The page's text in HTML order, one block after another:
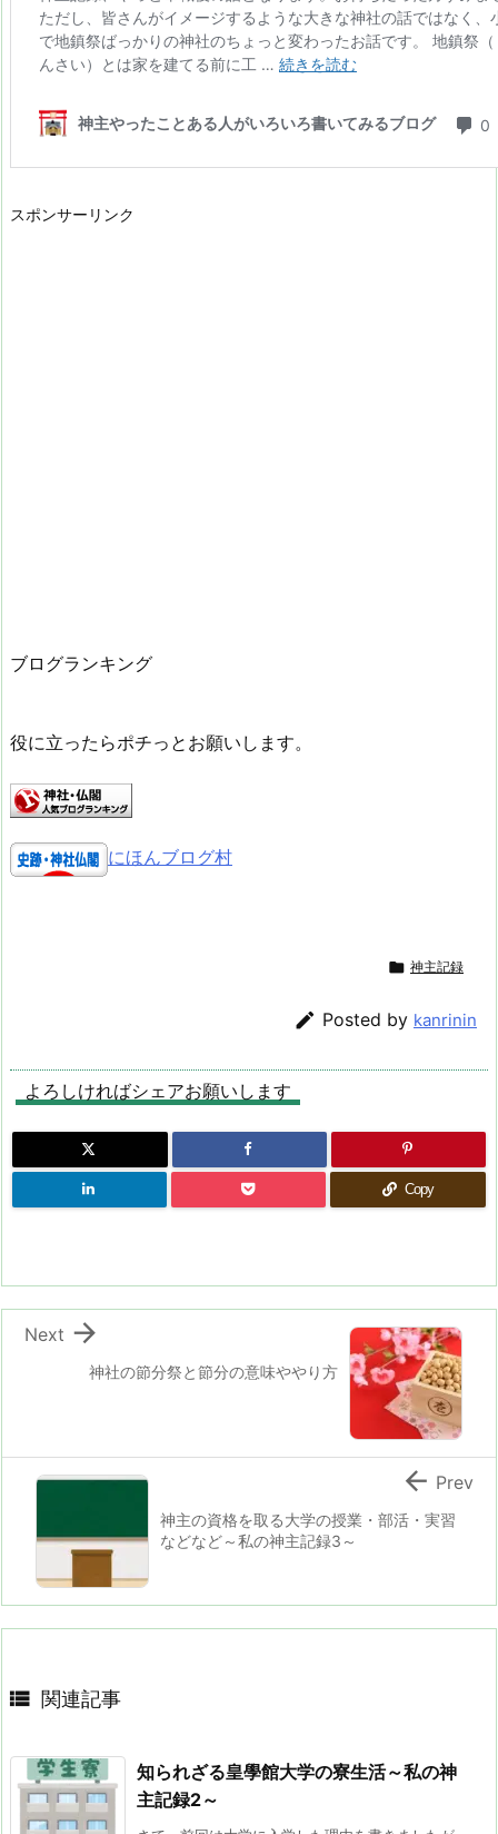
スポンサーリンク
ブログランキング
役に立ったらポチっとお願いします。
にほんブログ村
 神主記録
 Posted by kanrinin
よろしければシェアお願いします
Copy
神社の節分祭と節分の意味ややり方

Next
神主の資格を取る大学の授業・部活・実習
などなど～私の神主記録3～
 Prev
 関連記事
知られざる皇學館大学の寮生活～私の神
主記録2～